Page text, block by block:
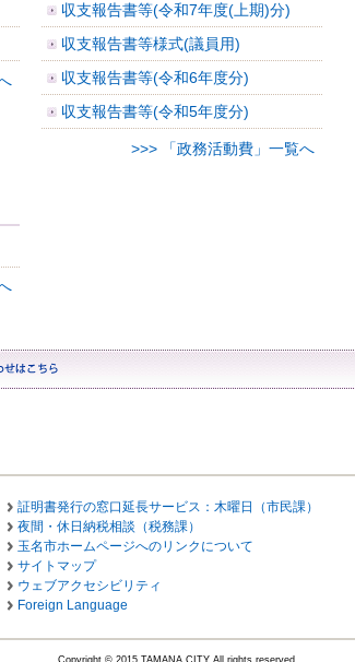
収支報告書等(令和7年度(上期)分)
収支報告書等様式(議員用)
収支報告書等(令和6年度分)
収支報告書等(令和5年度分)
>>> 「政務活動費」一覧へ
証明書発行の窓口延長サービス：木曜日（市民課）
夜間・休日納税相談（税務課）
玉名市ホームページへのリンクについて
サイトマップ
ウェブアクセシビリティ
Foreign Language
Copyright © 2015 TAMANA CITY All rights reserved.